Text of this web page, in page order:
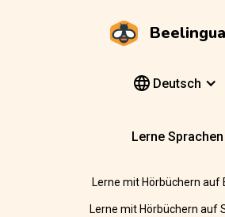
Deutsch
Lerne Sprachen
Lerne mit Hörbüchern auf
Lerne mit Hörbüchern auf